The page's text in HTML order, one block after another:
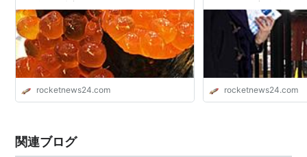
rocketnews24.com
の函太郎』
rocketnews24.com
関連ブログ